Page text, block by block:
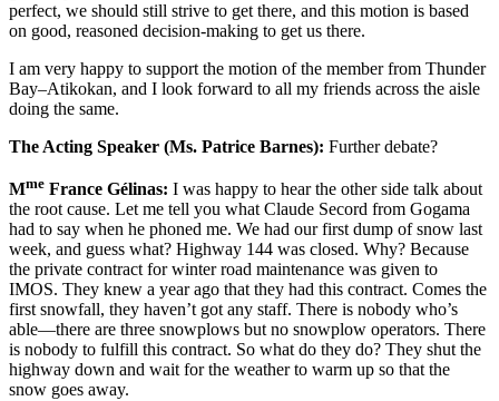
perfect, we should still strive to get there, and this motion is based
on good, reasoned decision-making to get us there.
I am very happy to support the motion of the member from Thunder
Bay–Atikokan, and I look forward to all my friends across the aisle
doing the same.
The Acting Speaker (Ms. Patrice Barnes): Further debate?
Mme France Gélinas: I was happy to hear the other side talk about
the root cause. Let me tell you what Claude Secord from Gogama
had to say when he phoned me. We had our first dump of snow last
week, and guess what? Highway 144 was closed. Why? Because
the private contract for winter road maintenance was given to
IMOS. They knew a year ago that they had this contract. Comes the
first snowfall, they haven’t got any staff. There is nobody who’s
able—there are three snowplows but no snowplow operators. There
is nobody to fulfill this contract. So what do they do? They shut the
highway down and wait for the weather to warm up so that the
snow goes away.